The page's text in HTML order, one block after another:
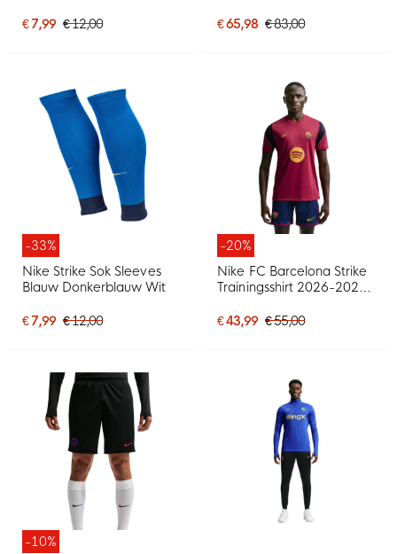
€ 7,99 € 12,00
Geel
€ 65,98 € 83,00
-33%
Nike Strike Sok Sleeves
Blauw Donkerblauw Wit
€ 7,99 € 12,00
-20%
Nike FC Barcelona Strike
Trainingsshirt 2026-2027
€ 43,99 € 55,00
-10%